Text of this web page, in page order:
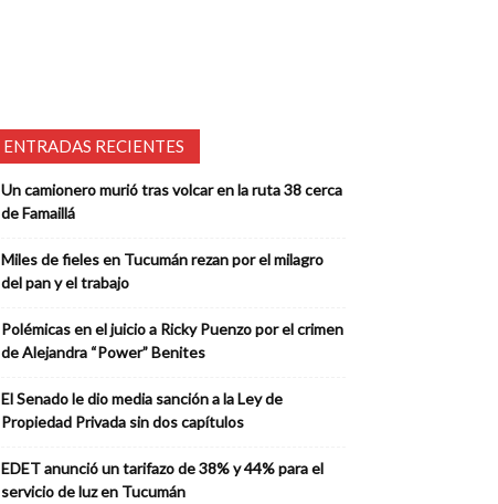
ENTRADAS RECIENTES
Un camionero murió tras volcar en la ruta 38 cerca
de Famaillá
Miles de fieles en Tucumán rezan por el milagro
del pan y el trabajo
Polémicas en el juicio a Ricky Puenzo por el crimen
de Alejandra “Power” Benites
El Senado le dio media sanción a la Ley de
Propiedad Privada sin dos capítulos
EDET anunció un tarifazo de 38% y 44% para el
servicio de luz en Tucumán